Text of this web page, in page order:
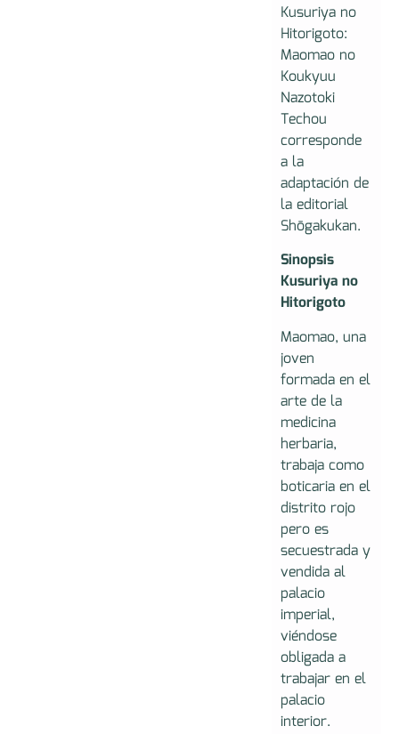
Kusuriya no
Hitorigoto:
Maomao no
Koukyuu
Nazotoki
Techou
corresponde
a la
adaptación de
la editorial
Shōgakukan.
Sinopsis
Kusuriya no
Hitorigoto
Maomao, una
joven
formada en el
arte de la
medicina
herbaria,
trabaja como
boticaria en el
distrito rojo
pero es
secuestrada y
vendida al
palacio
imperial,
viéndose
obligada a
trabajar en el
palacio
interior.